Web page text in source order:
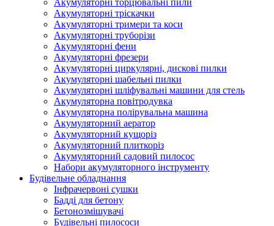
Акумуляторні торцювальні пили
Акумуляторні тріскачки
Акумуляторні тримери та коси
Акумуляторні труборізи
Акумуляторні фени
Акумуляторні фрезери
Акумуляторні циркулярні, дискові пилки
Акумуляторні шабельні пилки
Акумуляторні шліфувальні машини для стель
Акумуляторна повітродувка
Акумуляторна полірувальна машина
Акумуляторний аератор
Акумуляторний кущоріз
Акумуляторний плиткоріз
Акумуляторний садовий пилосос
Набори акумуляторного інструменту
Будівельне обладнання
Інфрачервоні сушки
Бадді для бетону
Бетонозмішувачі
Будівельні пилососи